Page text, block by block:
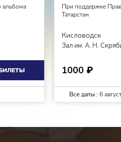
альбома
При поддержке
Татарстан
Кисловодск
Зал им. А. Н.
1000 ₽
Все даты : 6